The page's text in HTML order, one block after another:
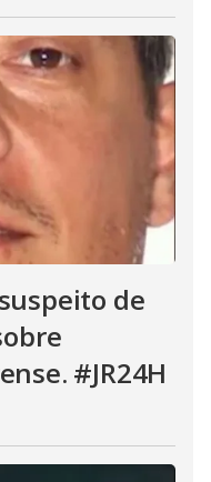
de
#JR24H